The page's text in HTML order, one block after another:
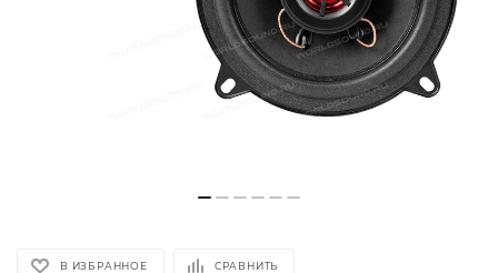
В ИЗБРАННОЕ СРАВНИТЬ